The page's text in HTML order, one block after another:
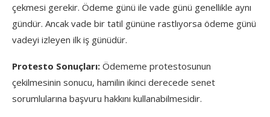
çekmesi gerekir. Ödeme günü ile vade günü genellikle aynı
gündür. Ancak vade bir tatil gününe rastlıyorsa ödeme günü
vadeyi izleyen ilk iş günüdür.
Protesto Sonuçları: Ödememe protestosunun
çekilmesinin sonucu, hamilin ikinci derecede senet
sorumlularına başvuru hakkını kullanabilmesidir.